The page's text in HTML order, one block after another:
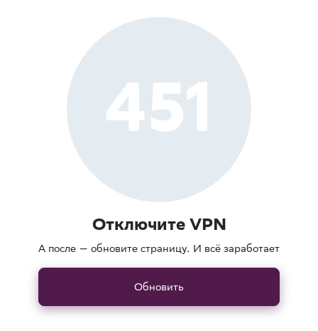
451
Отключите VPN
А после — обновите страницу. И всё заработает
Обновить